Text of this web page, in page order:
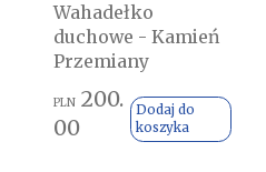
Wahadełko
duchowe - Kamień
Przemiany
PLN 200.
00
Dodaj do
koszyka